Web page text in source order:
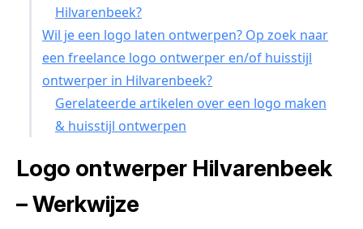
Hilvarenbeek?
Wil je een logo laten ontwerpen? Op zoek naar
een freelance logo ontwerper en/of huisstijl
ontwerper in Hilvarenbeek?
Gerelateerde artikelen over een logo maken
& huisstijl ontwerpen
Logo ontwerper Hilvarenbeek
– Werkwijze